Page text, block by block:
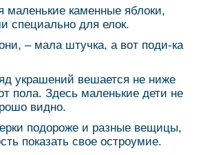
каменные яблоки,
специально для елок.
– мала штучка, а вот поди-ка
украшений вешается не ниже
пола. Здесь маленькие дети не
видно.
подороже и разные вещицы,
показать свое остроумие.